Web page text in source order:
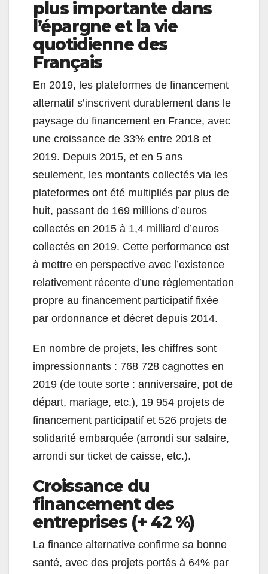
plus importante dans
l’épargne et la vie
quotidienne des
Français
En 2019, les plateformes de financement
alternatif s’inscrivent durablement dans le
paysage du financement en France, avec
une croissance de 33% entre 2018 et
2019. Depuis 2015, et en 5 ans
seulement, les montants collectés via les
plateformes ont été multipliés par plus de
huit, passant de 169 millions d’euros
collectés en 2015 à 1,4 milliard d’euros
collectés en 2019. Cette performance est
à mettre en perspective avec l’existence
relativement récente d’une réglementation
propre au financement participatif fixée
par ordonnance et décret depuis 2014.
En nombre de projets, les chiffres sont
impressionnants : 768 728 cagnottes en
2019 (de toute sorte : anniversaire, pot de
départ, mariage, etc.), 19 954 projets de
financement participatif et 526 projets de
solidarité embarquée (arrondi sur salaire,
arrondi sur ticket de caisse, etc.).
Croissance du
financement des
entreprises (+ 42 %)
La finance alternative confirme sa bonne
santé, avec des projets portés à 64% par